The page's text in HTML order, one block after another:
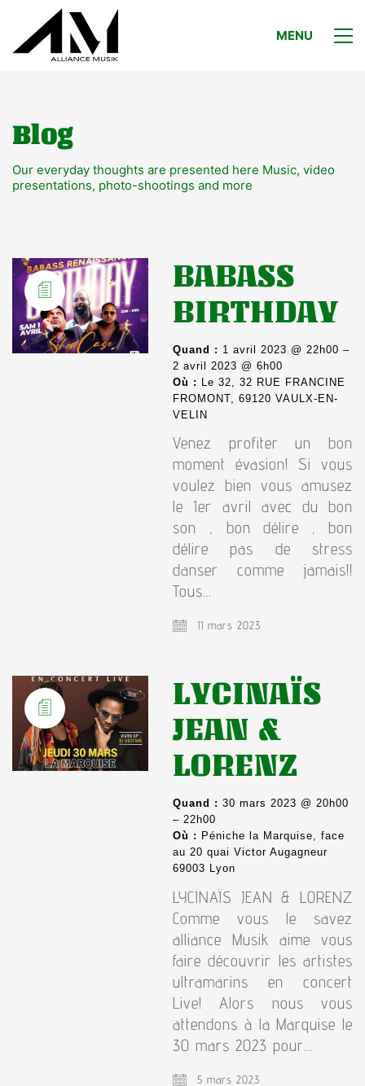
MENU
Blog
Our everyday thoughts are presented here Music, video
presentations, photo-shootings and more
BABASS
BIRTHDAY
Quand : 1 avril 2023 @ 22h00 –
2 avril 2023 @ 6h00
Où : Le 32, 32 RUE FRANCINE
FROMONT, 69120 VAULX-EN-
VELIN
Venez profiter un bon
moment évasion! Si vous
voulez bien vous amusez
le 1er avril avec du bon
son , bon délire , bon
délire pas de stress
danser comme jamais!!
Tous…
11 mars 2023
LYCINAÏS
JEAN &
LORENZ
Quand : 30 mars 2023 @ 20h00
– 22h00
Où : Péniche la Marquise, face
au 20 quai Victor Augagneur
69003 Lyon
LYCINAÏS JEAN & LORENZ
Comme vous le savez
alliance Musik aime vous
faire découvrir les artistes
ultramarins en concert
Live! Alors nous vous
attendons à la Marquise le
30 mars 2023 pour…
5 mars 2023